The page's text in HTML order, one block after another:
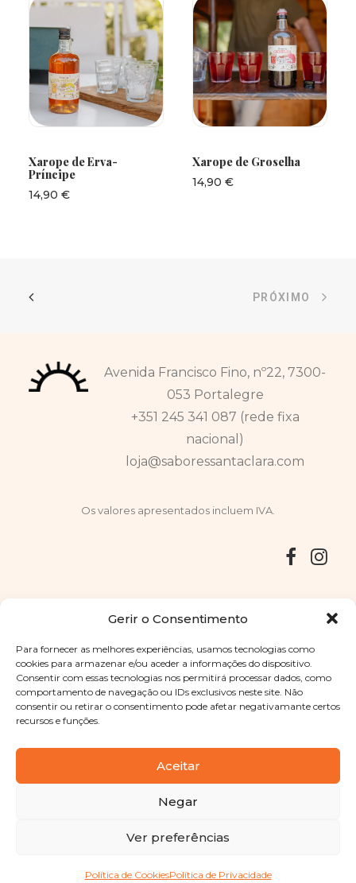
Gerir o Consentimento
Para fornecer as melhores experiências, usamos tecnologias como
cookies para armazenar e/ou aceder a informações do dispositivo.
Consentir com essas tecnologias nos permitirá processar dados, como
comportamento de navegação ou IDs exclusivos neste site. Não
consentir ou retirar o consentimento pode afetar negativamante certos
recursos e funções.
Aceitar
Negar
Ver preferências
Política de CookiesPolítica de Privacidade
Xarope de Erva-
Príncipe
14,90 €
Xarope de Groselha
14,90 €
PRÓXIMO
Avenida Francisco Fino, nº22, 7300-
053 Portalegre
+351 245 341 087 (rede fixa
nacional)
loja@saboressantaclara.com
Os valores apresentados incluem IVA.
Copyright © 2025 Sabores Santa Clara
. Todos os direitos
reservadosPolítica de Privacidade |Termos e condições
Designed byShift Your Branding Agency